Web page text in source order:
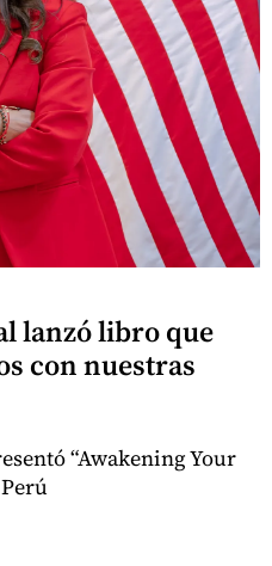
lanzó libro que
con nuestras
“Awakening Your